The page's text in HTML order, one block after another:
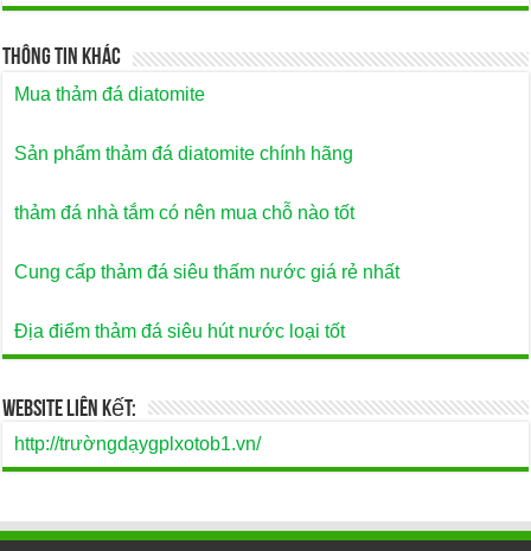
Thông Tin Khác
Mua thảm đá diatomite
Sản phẩm thảm đá diatomite chính hãng
thảm đá nhà tắm có nên mua chỗ nào tốt
Cung cấp thảm đá siêu thấm nước giá rẻ nhất
Địa điểm thảm đá siêu hút nước loại tốt
Website Liên Kết:
http://trườngdạygplxotob1.vn/